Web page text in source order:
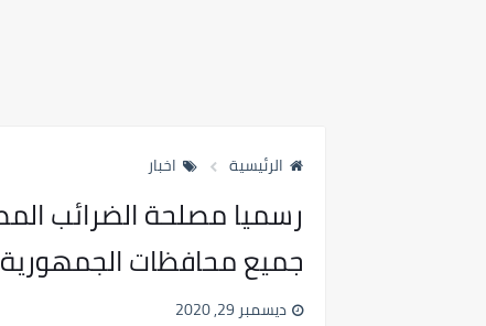
الرئيسية اخبار
جميع محافظات الجمهورية
ديسمبر 29, 2020